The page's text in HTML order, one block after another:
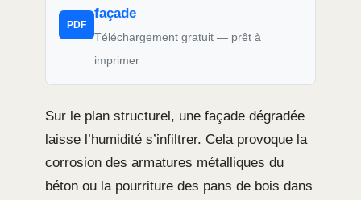
PDF
façade
Téléchargement gratuit — prêt à
imprimer
Sur le plan structurel, une façade dégradée
laisse l’humidité s’infiltrer. Cela provoque la
corrosion des armatures métalliques du
béton ou la pourriture des pans de bois dans